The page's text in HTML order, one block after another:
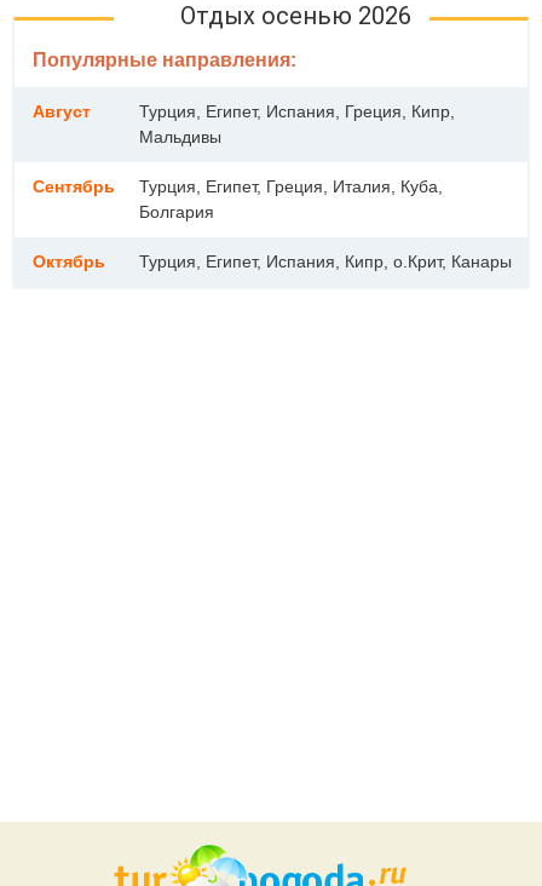
Отдых осенью 2026
Популярные направления:
Август
Турция, Египет, Испания, Греция, Кипр,
Мальдивы
Сентябрь
Турция, Египет, Греция, Италия, Куба,
Болгария
Октябрь Турция, Египет, Испания, Кипр, о.Крит, Канары